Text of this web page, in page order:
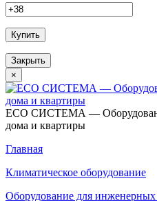
Купить
Закрыть
×
ECO СИСТЕМА —
дома и квартиры
Главная
Климатическое оборудование
Оборудование для инженерных